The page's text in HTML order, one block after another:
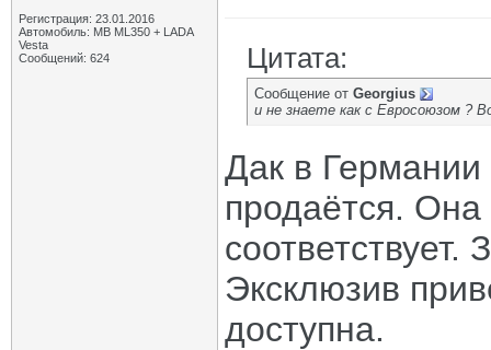
Регистрация: 23.01.2016
Автомобиль: MB ML350 + LADA
Vesta
Сообщений: 624
Цитата:
Сообщение от Georgius
и не знаете как с Евросоюзом ?
Дак в
продаётся.
соответствует.
Эксклюзив
доступна.